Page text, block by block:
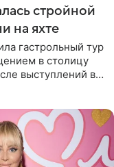
стройной
на яхте
гастрольный тур
в столицу
выступлений в